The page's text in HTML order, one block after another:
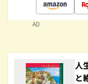
AD
人
と